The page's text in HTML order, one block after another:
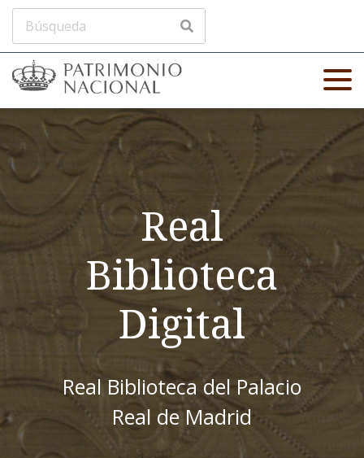
Real
Biblioteca
Digital
Real Biblioteca del Palacio
Real de Madrid